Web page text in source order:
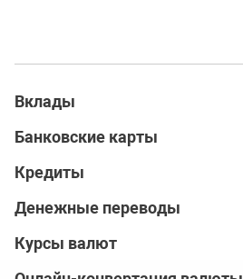
Вклады
Банковские карты
Кредиты
Денежные переводы
Курсы валют